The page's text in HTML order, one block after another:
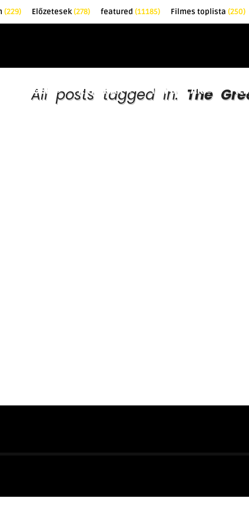
(229) Előzetesek(278) featured (11185) Filmes toplista (250)
KRITIKÁK TOPLISTÁK
All posts tagged in: The